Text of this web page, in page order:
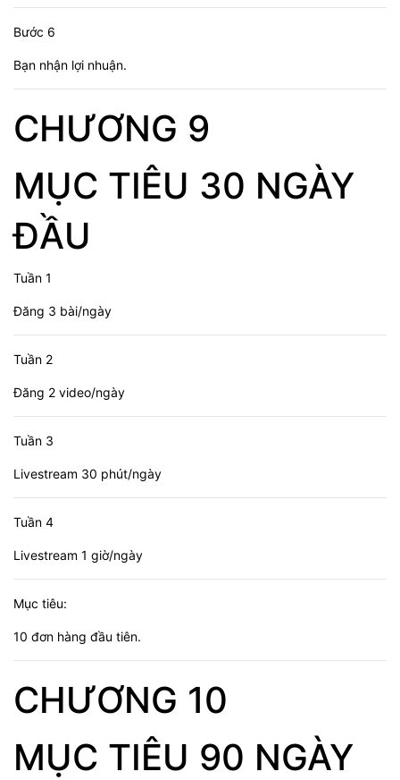
Bước 6
Bạn nhận lợi nhuận.
CHƯƠNG 9
MỤC TIÊU 30 NGÀY
ĐẦU
Tuần 1
Đăng 3 bài/ngày
Tuần 2
Đăng 2 video/ngày
Tuần 3
Livestream 30 phút/ngày
Tuần 4
Livestream 1 giờ/ngày
Mục tiêu:
10 đơn hàng đầu tiên.
CHƯƠNG 10
MỤC TIÊU 90 NGÀY